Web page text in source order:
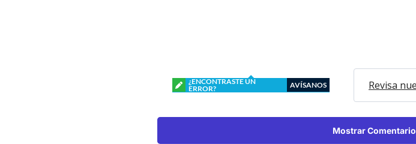
¿ENCONTRASTE UN
ERROR?
AVÍSANOS Revisa
Mostrar